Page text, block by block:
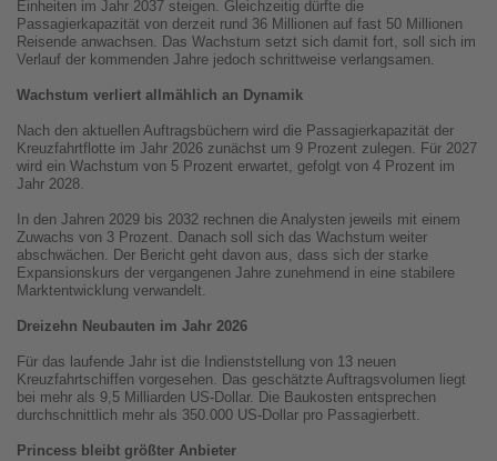
Einheiten im Jahr 2037 steigen. Gleichzeitig dürfte die
Passagierkapazität von derzeit rund 36 Millionen auf fast 50 Millionen
Reisende anwachsen. Das Wachstum setzt sich damit fort, soll sich im
Verlauf der kommenden Jahre jedoch schrittweise verlangsamen.
Wachstum verliert allmählich an Dynamik
Nach den aktuellen Auftragsbüchern wird die Passagierkapazität der
Kreuzfahrtflotte im Jahr 2026 zunächst um 9 Prozent zulegen. Für 2027
wird ein Wachstum von 5 Prozent erwartet, gefolgt von 4 Prozent im
Jahr 2028.
In den Jahren 2029 bis 2032 rechnen die Analysten jeweils mit einem
Zuwachs von 3 Prozent. Danach soll sich das Wachstum weiter
abschwächen. Der Bericht geht davon aus, dass sich der starke
Expansionskurs der vergangenen Jahre zunehmend in eine stabilere
Marktentwicklung verwandelt.
Dreizehn Neubauten im Jahr 2026
Für das laufende Jahr ist die Indienststellung von 13 neuen
Kreuzfahrtschiffen vorgesehen. Das geschätzte Auftragsvolumen liegt
bei mehr als 9,5 Milliarden US-Dollar. Die Baukosten entsprechen
durchschnittlich mehr als 350.000 US-Dollar pro Passagierbett.
Princess bleibt größter Anbieter